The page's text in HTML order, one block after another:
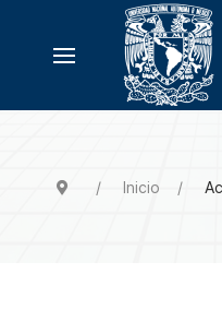
Inicio